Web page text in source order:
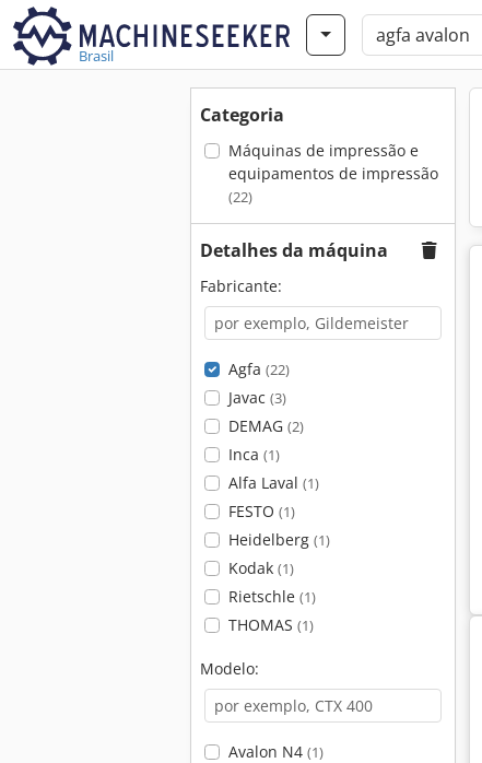
Brasil
Categoria
Máquinas de impressão e
equipamentos de impressão
(22)
Detalhes da máquina
Fabricante:
Agfa (22)
Javac (3)
DEMAG (2)
Inca (1)
Alfa Laval (1)
FESTO (1)
Heidelberg (1)
Kodak (1)
Rietschle (1)
THOMAS (1)
Modelo:
Avalon N4 (1)